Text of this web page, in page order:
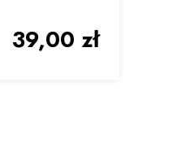
39,00 zł